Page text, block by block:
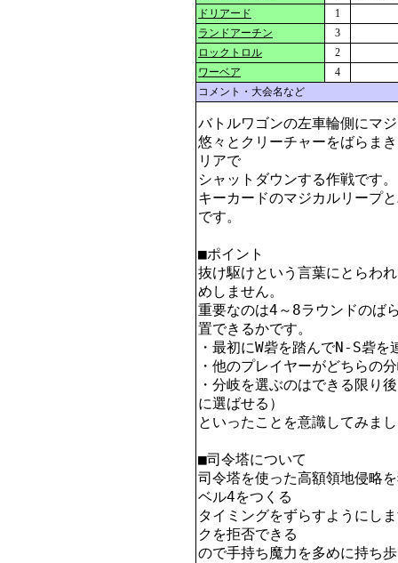
ドリアード
1
ランドアーチン
3
ロックトロル
2
ワーベア
4
コメント・大会名など
バトルワゴンの左車輪側にマ
悠々とクリーチャーをばらま
リアで
シャットダウンする作戦です。
キーカードのマジカルリープ
です。
■ポイント
抜け駆けという言葉にとらわ
めしません。
重要なのは4～8ラウンドのば
置できるかです。
・最初にW砦を踏んでN-S砦
・他のプレイヤーがどちらの
・分岐を選ぶのはできる限り
に選ばせる）
といったことを意識してみま
■司令塔について
司令塔を使った高額領地侵略
ベル4をつくる
タイミングをずらすようにし
クを拒否できる
ので手持ち魔力を多めに持ち